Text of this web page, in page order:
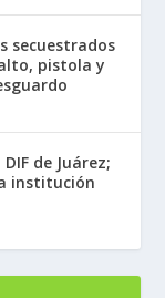
secuestrados
pistola y
de Juárez;
institución